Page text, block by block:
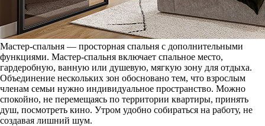
Мастер-спальня — просторная спальня с дополнительными
функциями. Мастер-спальня включает спальное место,
гардеробную, ванную или душевую, мягкую зону для отдыха.
Объединение нескольких зон обосновано тем, что взрослым
членам семьи нужно индивидуальное пространство. Можно
спокойно, не перемещаясь по территории квартиры, принять
душ, посмотреть кино. Утром удобно собираться на работу, не
создавая лишний шум.